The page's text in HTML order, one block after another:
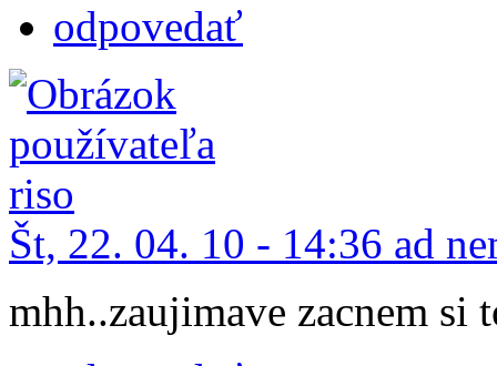
odpovedať
Št, 22. 04. 10 - 14:36 ad
mhh..zaujimave zacnem si